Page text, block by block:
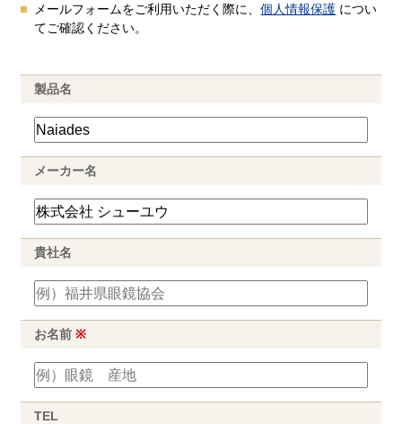
メールフォームをご利用いただく際に、個人情報保護 につい
てご確認ください。
製品名
メーカー名
貴社名
お名前※
TEL